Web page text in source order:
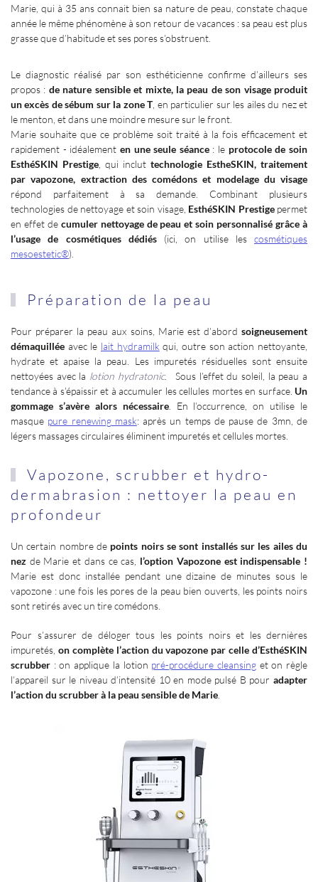
Marie, qui à 35 ans connait bien sa nature de peau, constate chaque
année le même phénomène à son retour de vacances : sa peau est plus
grasse que d’habitude et ses pores s’obstruent.
Le diagnostic réalisé par son esthéticienne confirme d’ailleurs ses
propos : de nature sensible et mixte, la peau de son visage produit
un excès de sébum sur la zone T, en particulier sur les ailes du nez et
le menton, et dans une moindre mesure sur le front.
Marie souhaite que ce problème soit traité à la fois efficacement et
rapidement - idéalement en une seule séance : le protocole de soin
EsthéSKIN Prestige , qui inclut technologie EstheSKIN, traitement
par vapozone, extraction des comédons et modelage du visage
répond parfaitement à sa demande. Combinant plusieurs
technologies de nettoyage et soin visage, EsthéSKIN Prestigepermet
en effet de cumuler nettoyage de peau et soin personnalisé grâce à
l’usage de cosmétiques dédiés(ici, on utilise les cosmétiques
mesoestetic®).
Préparation de la peau
Pour préparer la peau aux soins, Marie est d’abord soigneusement
démaquillée avec le lait hydramilk qui, outre son action nettoyante,
hydrate et apaise la peau. Les impuretés résiduelles sont ensuite
nettoyées avec la lotion hydratonic. Sous l’effet du soleil, la peau a
tendance à s’épaissir et à accumuler les cellules mortes en surface. Un
gommage s’avère alors nécessaire. En l’occurrence, on utilise le
masque pure renewing mask: après un temps de pause de 3mn, de
légers massages circulaires éliminent impuretés et cellules mortes.
Vapozone, scrubber et hydro-
dermabrasion : nettoyer la peau en
profondeur
Un certain nombre de points noirs se sont installés sur les ailes du
nez de Marie et dans ce cas, l’option Vapozone est indispensable !
Marie est donc installée pendant une dizaine de minutes sous le
vapozone : une fois les pores de la peau bien ouverts, les points noirs
sont retirés avec un tire comédons.
Pour s’assurer de déloger tous les points noirs et les dernières
impuretés, on complète l’action du vapozone par celle d’EsthéSKIN
scrubber : on applique la lotion pré-procédure cleansinget on règle
l’appareil sur le niveau d’intensité 10 en mode pulsé B pour adapter
l’action du scrubber à la peau sensible de Marie